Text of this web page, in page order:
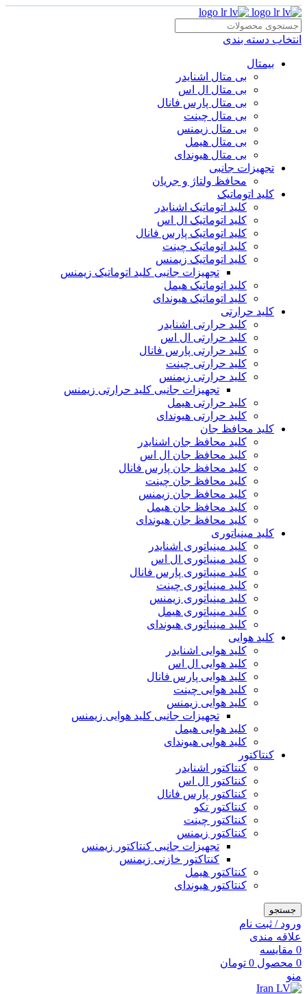
انتخاب دسته بندی
بیمتال
بی متال اشنایدر
بی متال ال اس
بی متال پارس فانال
بی متال چینت
بی متال زیمنس
بی متال هیمل
بی متال هیوندای
تجهیزات جانبی
محافظ ولتاژ و‌ جریان
کلید اتوماتیک
کلید اتوماتیک اشنایدر
کلید اتوماتیک ال اس
کلید اتوماتیک پارس فانال
کلید اتوماتیک چینت
کلید اتوماتیک زیمنس
تجهیزات جانبی کلید اتوماتیک زیمنس
کلید اتوماتیک هیمل
کلید اتوماتیک هیوندای
کلید حرارتی
کلید حرارتی اشنایدر
کلید حرارتی ال اس
کلید حرارتی پارس فانال
کلید حرارتی چینت
کلید حرارتی زیمنس
تجهیزات جانبی کلید حرارتی زیمنس
کلید حرارتی هیمل
کلید حرارتی هیوندای
کلید محافظ جان
کلید محافظ جان اشنایدر
کلید محافظ جان ال اس
کلید محافظ جان پارس فانال
کلید محافظ جان چینت
کلید محافظ جان زیمنس
کلید محافظ جان هیمل
کلید محافظ جان هیوندای
کلید مینیاتوری
کلید مینیاتوری اشنایدر
کلید مینیاتوری ال اس
کلید مینیاتوری پارس فانال
کلید مینیاتوری چینت
کلید مینیاتوری زیمنس
کلید مینیاتوری هیمل
کلید مینیاتوری هیوندای
کلید هوایی
کلید هوایی اشنایدر
کلید هوایی ال اس
کلید هوایی پارس فانال
کلید هوایی چینت
کلید هوایی زیمنس
تجهیزات جانبی کلید هوایی زیمنس
کلید هوایی هیمل
کلید هوایی هیوندای
کنتاکتور
کنتاکتور اشنایدر
کنتاکتور ال اس
کنتاکتور پارس فانال
کنتاکتور تکو
کنتاکتور چینت
کنتاکتور زیمنس
تجهیزات جانبی کنتاکتور زیمنس
کنتاکتور خازنی زیمنس
کنتاکتور هیمل
کنتاکتور هیوندای
جستجو
ورود / ثبت نام
علاقه مندی
0 مقایسه
0 محصول 0 تومان
منو